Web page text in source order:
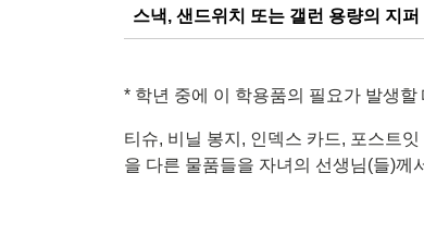
스낵, 샌드위치 또는 갤런 용량의 지
* 학년 중에 이 학용품의 필요가 발생
티슈, 비닐 봉지, 인덱스 카드, 포스트
을 다른 물품들을 자녀의 선생님(들)께